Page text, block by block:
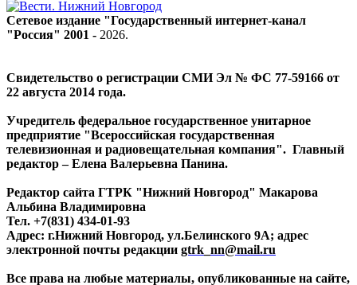
Сетевое издание "Государственный интернет-канал
"Россия" 2001 - 2026.
Свидетельство о регистрации СМИ Эл № ФС 77-59166 от
22 августа 2014 года.
Учредитель федеральное государственное унитарное
предприятие "Всероссийская государственная
телевизионная и радиовещательная компания". Главный
редактор – Елена Валерьевна Панина.
Редактор сайта ГТРК "Нижний Новгород" Макарова
Альбина Владимировна
Тел. +7(831) 434-01-93
Адрес: г.Нижний Новгород, ул.Белинского 9А; адрес
электронной почты редакции gtrk_nn@mail.ru
Все права на любые материалы, опубликованные на сайте,